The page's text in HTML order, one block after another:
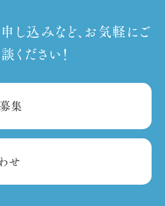
し込みなど、お気軽にご
ください！
集
せ